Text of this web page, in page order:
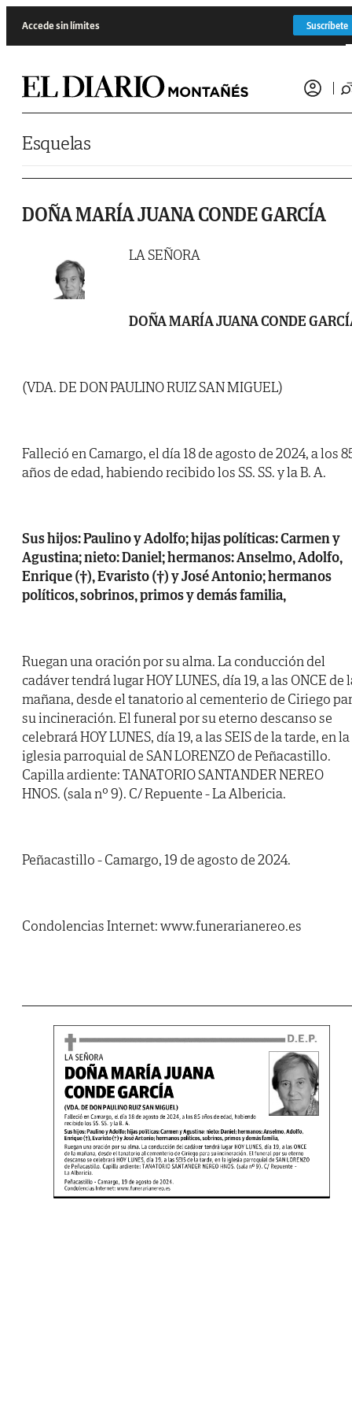
Accede sin límites Suscríbete
Esquelas
DOÑA MARÍA JUANA CONDE GARCÍA
LA SEÑORA
DOÑA MARÍA JUANA CONDE
(VDA. DE DON PAULINO RUIZ SAN MIGUEL)
Falleció en Camargo, el día 18 de agosto de 2024, a los
años de edad, habiendo recibido los SS. SS. y la B. A.
Sus hijos: Paulino y Adolfo; hijas políticas: Carmen y
Agustina; nieto: Daniel; hermanos: Anselmo, Adolfo,
Enrique (†), Evaristo (†) y José Antonio; hermanos
políticos, sobrinos, primos y demás familia,
Ruegan una oración por su alma. La conducción del
cadáver tendrá lugar HOY LUNES, día 19, a las ONCE de
mañana, desde el tanatorio al cementerio de Ciriego
su incineración. El funeral por su eterno descanso se
celebrará HOY LUNES, día 19, a las SEIS de la tarde, en la
iglesia parroquial de SAN LORENZO de Peñacastillo.
Capilla ardiente: TANATORIO SANTANDER NEREO
HNOS. (sala nº 9). C/ Repuente - La Albericia.
Peñacastillo - Camargo, 19 de agosto de 2024.
Condolencias Internet: www.funerarianereo.es